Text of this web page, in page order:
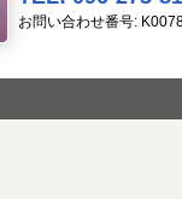
お問い合わせ番号: